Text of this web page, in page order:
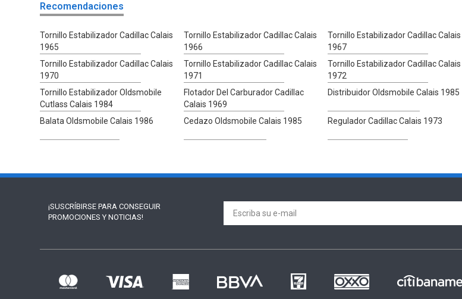
Recomendaciones
Tornillo Estabilizador Cadillac Calais
1965
Tornillo Estabilizador Cadillac Calais
1966
Tornillo Estabilizador Cadillac Calais
1967
Tornillo Estabilizador Cadillac Calais
1970
Tornillo Estabilizador Cadillac Calais
1971
Tornillo Estabilizador Cadillac Calais
1972
Tornillo Estabilizador Oldsmobile
Cutlass Calais 1984
Flotador Del Carburador Cadillac
Calais 1969
Distribuidor Oldsmobile Calais 1985
Balata Oldsmobile Calais 1986 Cedazo Oldsmobile Calais 1985 Regulador Cadillac Calais 1973
¡SUSCRÍBIRSE PARA CONSEGUIR
PROMOCIONES Y NOTICIAS!